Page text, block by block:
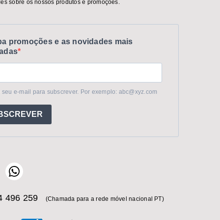
sobre os nossos produtos e promoções.
promoções e as novidades mais
seu e-mail para subscrever. Por exemplo: abc@xyz.com
496 259 (Chamada para a rede móvel nacional PT)